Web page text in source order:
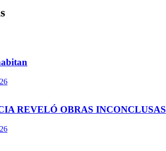
REVELÓ OBRAS INCONCLUSAS